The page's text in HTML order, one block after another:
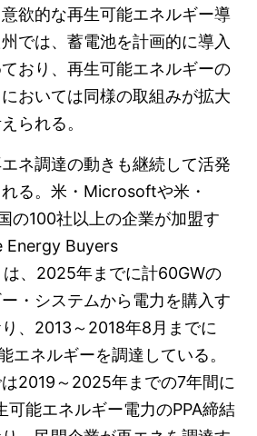
欲的な再生可能エネルギー導
では、蓄電池を計画的に導入
おり、再生可能エネルギーの
おいては同様の取組みが拡大
られる。
ネ調達の動きも継続して活発
る。米・Microsoftや米・
の100社以上の企業が加盟す
Energy Buyers
は、2025年までに計60GWの
・システムから電力を購入す
、2013～2018年8月までに
エネルギーを調達している。
2019～2025年までの7年間に
可能エネルギー電力のPPA締結